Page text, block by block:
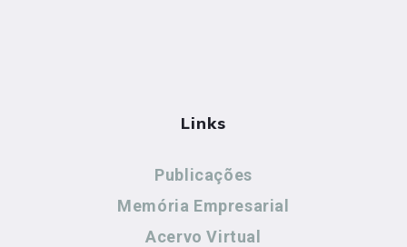
Links
Publicações
Memória Empresarial
Acervo Virtual